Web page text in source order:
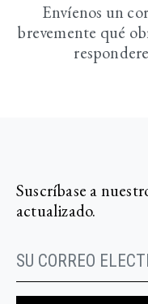
Envíenos un
brevemente qué
Suscríbase a
actualizado.